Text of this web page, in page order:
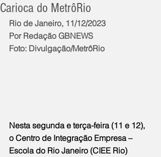
Carioca do MetrôRio
Rio de Janeiro, 11/12/2023
Por Redação GBNEWS
Foto: Divulgação/MetrôRio
Nesta segunda e terça-feira (11 e 12),
o Centro de Integração Empresa –
Escola do Rio Janeiro (CIEE Rio)